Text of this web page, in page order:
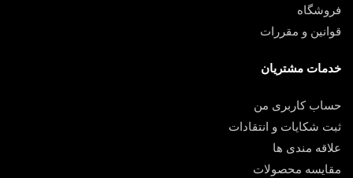
فروشگاه
قوانین و مقررات
خدمات مشتریان
حساب کاربری من
ثبت شکایات و انتقادات
علاقه مندی ها
مقایسه محصولات